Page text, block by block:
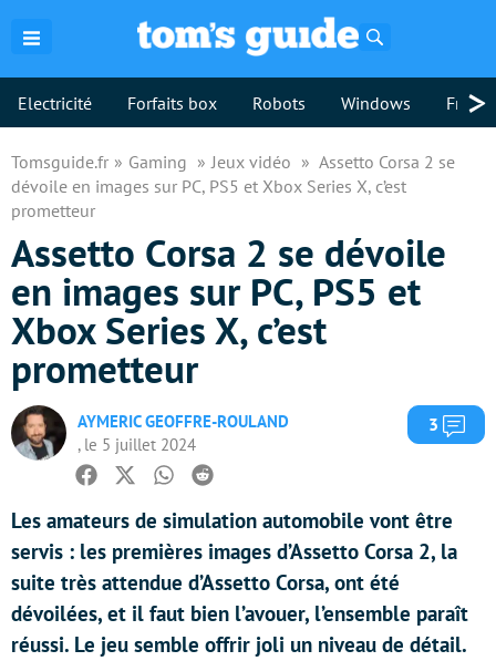
Electricité Forfaits box Robots Windows >
Tomsguide.fr Gaming Jeux vidéo
Assetto Corsa 2 se
dévoile en images sur PC, PS5 et Xbox Series X, c’est
prometteur
Assetto Corsa 2 se dévoile
en images sur PC, PS5 et
Xbox Series X, c’est
prometteur
AYMERIC GEOFFRE-ROULAND
, le 5 juillet 2024
3
Facebook
TwitterWhatsapp
Reddit
Les amateurs de simulation automobile vont être
servis : les premières images d’Assetto Corsa 2, la
suite très attendue d’Assetto Corsa, ont été
dévoilées, et il faut bien l’avouer, l’ensemble paraît
réussi. Le jeu semble offrir joli un niveau de détail.